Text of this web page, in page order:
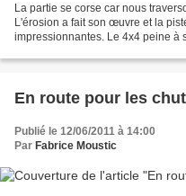
La partie se corse car nous
L'érosion a fait son œuvre et la
impressionnantes. Le 4x4 peine à
En route pour les
Publié le 12/06/2011 à 14:00
Par Fabrice Moustic